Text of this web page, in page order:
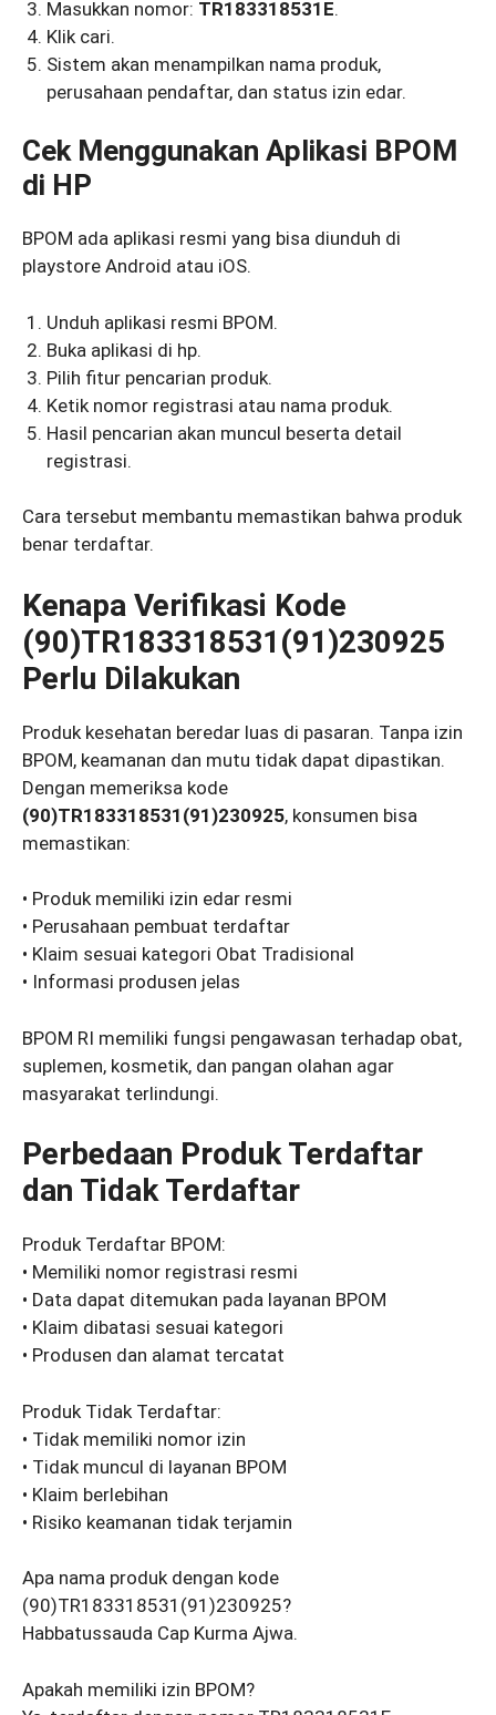
Masukkan nomor: TR183318531E.
Klik cari.
Sistem akan menampilkan nama produk,
perusahaan pendaftar, dan status izin edar.
Cek Menggunakan Aplikasi BPOM
di HP
BPOM ada aplikasi resmi yang bisa diunduh di
playstore Android atau iOS.
Unduh aplikasi resmi BPOM.
Buka aplikasi di hp.
Pilih fitur pencarian produk.
Ketik nomor registrasi atau nama produk.
Hasil pencarian akan muncul beserta detail
registrasi.
Cara tersebut membantu memastikan bahwa produk
benar terdaftar.
Kenapa Verifikasi Kode
(90)TR183318531(91)230925
Perlu Dilakukan
Produk kesehatan beredar luas di pasaran. Tanpa izin
BPOM, keamanan dan mutu tidak dapat dipastikan.
Dengan memeriksa kode
(90)TR183318531(91)230925, konsumen bisa
memastikan:
• Produk memiliki izin edar resmi
• Perusahaan pembuat terdaftar
• Klaim sesuai kategori Obat Tradisional
• Informasi produsen jelas
BPOM RI memiliki fungsi pengawasan terhadap obat,
suplemen, kosmetik, dan pangan olahan agar
masyarakat terlindungi.
Perbedaan Produk Terdaftar
dan Tidak Terdaftar
Produk Terdaftar BPOM:
• Memiliki nomor registrasi resmi
• Data dapat ditemukan pada layanan BPOM
• Klaim dibatasi sesuai kategori
• Produsen dan alamat tercatat
Produk Tidak Terdaftar:
• Tidak memiliki nomor izin
• Tidak muncul di layanan BPOM
• Klaim berlebihan
• Risiko keamanan tidak terjamin
Apa nama produk dengan kode
(90)TR183318531(91)230925?
Habbatussauda Cap Kurma Ajwa.
Apakah memiliki izin BPOM?